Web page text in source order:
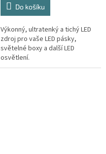
Do košíku
Výkonný, ultratenký a tichý LED
zdroj pro vaše LED pásky,
světelné boxy a další LED
osvětlení.